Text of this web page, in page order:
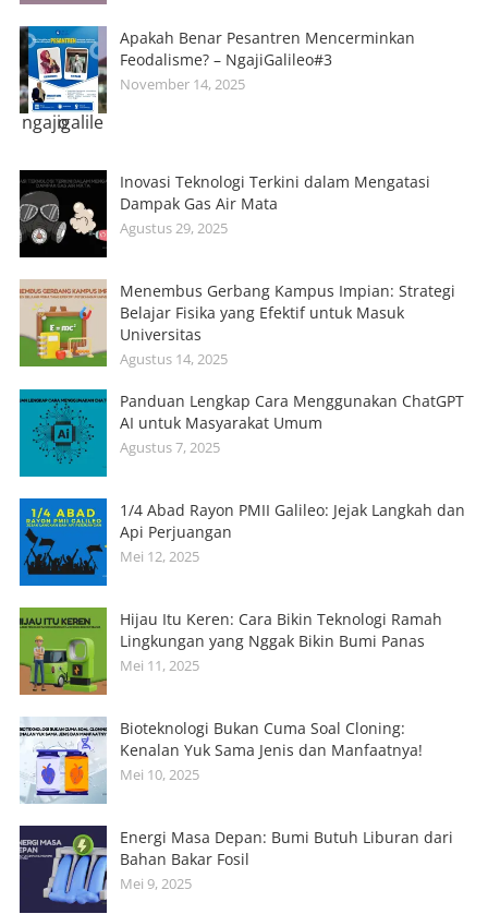
ngajigalileo
Apakah Benar Pesantren Mencerminkan
Feodalisme? – NgajiGalileo#3
November 14, 2025
Inovasi Teknologi Terkini dalam Mengatasi
Dampak Gas Air Mata
Agustus 29, 2025
Menembus Gerbang Kampus Impian: Strategi
Belajar Fisika yang Efektif untuk Masuk
Universitas
Agustus 14, 2025
Panduan Lengkap Cara Menggunakan ChatGPT
AI untuk Masyarakat Umum
Agustus 7, 2025
1/4 Abad Rayon PMII Galileo: Jejak Langkah dan
Api Perjuangan
Mei 12, 2025
Hijau Itu Keren: Cara Bikin Teknologi Ramah
Lingkungan yang Nggak Bikin Bumi Panas
Mei 11, 2025
Bioteknologi Bukan Cuma Soal Cloning:
Kenalan Yuk Sama Jenis dan Manfaatnya!
Mei 10, 2025
Energi Masa Depan: Bumi Butuh Liburan dari
Bahan Bakar Fosil
Mei 9, 2025